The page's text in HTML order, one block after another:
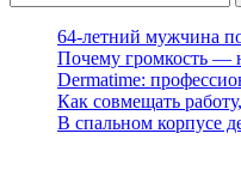
64-летний мужчина
Почему громкость —
Dermatime:
Как совмещать
В спальном корпусе